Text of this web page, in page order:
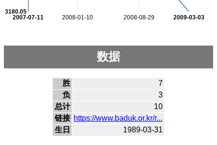
2008-01-10 2008-08-29
2007-07-11 2009-03-03
3180.05
数据
胜
7
负
3
总计
10
链接 https://www.baduk.or.kr/r...
生日
1989-03-31